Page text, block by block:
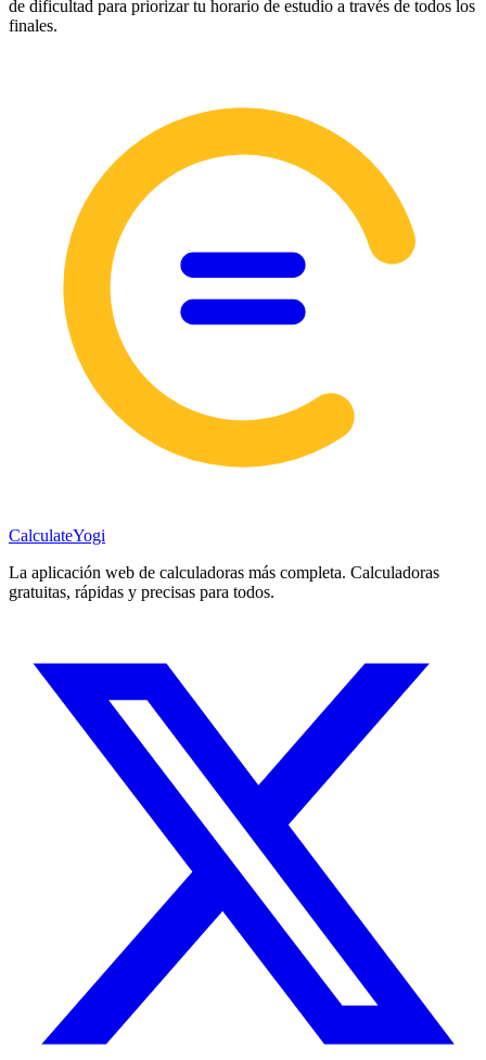
de dificultad para priorizar tu horario de estudio a través de todos los
finales.
CalculateYogi
La aplicación web de calculadoras más completa. Calculadoras
gratuitas, rápidas y precisas para todos.